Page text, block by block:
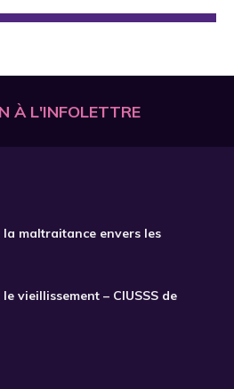
À L'INFOLETTRE
maltraitance envers les
vieillissement – CIUSSS de